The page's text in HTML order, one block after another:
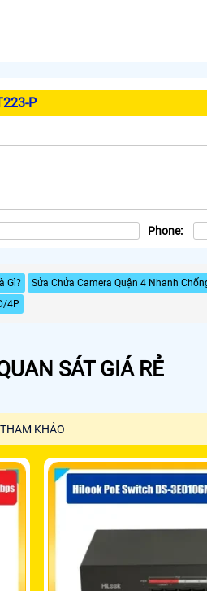
P
Phone:
Gì? Sửa Chửa Camera Quận 4 Nhanh
4P
SÁT GIÁ RẺ
KHẢO